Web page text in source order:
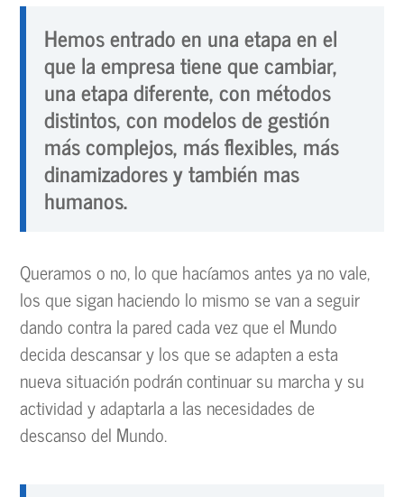
Hemos entrado en una etapa en el
que la empresa tiene que cambiar,
una etapa diferente, con métodos
distintos, con modelos de gestión
más complejos, más flexibles, más
dinamizadores y también mas
humanos.
Queramos o no, lo que hacíamos antes ya no vale,
los que sigan haciendo lo mismo se van a seguir
dando contra la pared cada vez que el Mundo
decida descansar y los que se adapten a esta
nueva situación podrán continuar su marcha y su
actividad y adaptarla a las necesidades de
descanso del Mundo.